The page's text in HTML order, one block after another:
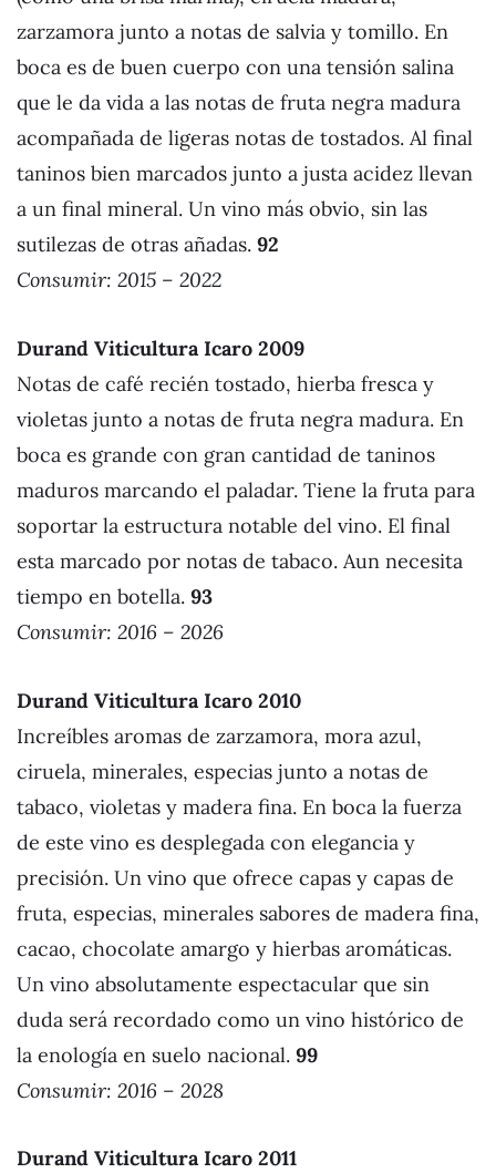
zarzamora junto a notas de salvia y tomillo. En
boca es de buen cuerpo con una tensión salina
que le da vida a las notas de fruta negra madura
acompañada de ligeras notas de tostados. Al final
taninos bien marcados junto a justa acidez llevan
a un final mineral. Un vino más obvio, sin las
sutilezas de otras añadas. 92
Consumir: 2015 – 2022
Durand Viticultura Icaro 2009
Notas de café recién tostado, hierba fresca y
violetas junto a notas de fruta negra madura. En
boca es grande con gran cantidad de taninos
maduros marcando el paladar. Tiene la fruta para
soportar la estructura notable del vino. El final
esta marcado por notas de tabaco. Aun necesita
tiempo en botella. 93
Consumir: 2016 – 2026
Durand Viticultura Icaro 2010
Increíbles aromas de zarzamora, mora azul,
ciruela, minerales, especias junto a notas de
tabaco, violetas y madera fina. En boca la fuerza
de este vino es desplegada con elegancia y
precisión. Un vino que ofrece capas y capas de
fruta, especias, minerales sabores de madera fina,
cacao, chocolate amargo y hierbas aromáticas.
Un vino absolutamente espectacular que sin
duda será recordado como un vino histórico de
la enología en suelo nacional. 99
Consumir: 2016 – 2028
Durand Viticultura Icaro 2011